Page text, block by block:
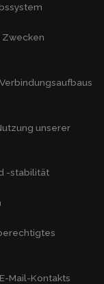
Zwecken
unserer
-stabilität
Mail-Kontakts